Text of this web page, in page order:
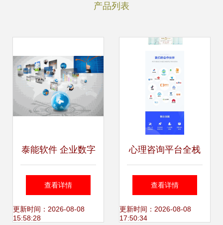
产品列表
泰能软件 企业数字
化转型的智慧咨询
伙伴
查看详情
更新时间：2026-08-08
15:58:28
心理咨询平台全栈
技术方案 从小程序
到源码部署的测评
查看详情
更新时间：2026-08-08
17:50:34